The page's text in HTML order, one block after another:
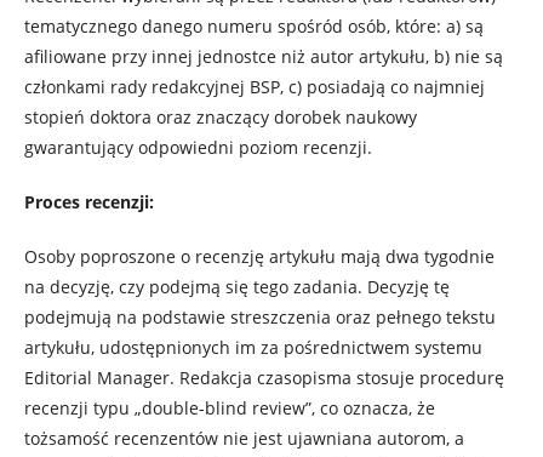
tematycznego danego numeru spośród osób, które: a) są
afiliowane przy innej jednostce niż autor artykułu, b) nie są
członkami rady redakcyjnej BSP, c) posiadają co najmniej
stopień doktora oraz znaczący dorobek naukowy
gwarantujący odpowiedni poziom recenzji.
Proces recenzji:
Osoby poproszone o recenzję artykułu mają dwa tygodnie
na decyzję, czy podejmą się tego zadania. Decyzję tę
podejmują na podstawie streszczenia oraz pełnego tekstu
artykułu, udostępnionych im za pośrednictwem systemu
Editorial Manager. Redakcja czasopisma stosuje procedurę
recenzji typu „double-blind review”, co oznacza, że ​​
tożsamość recenzentów nie jest ujawniana autorom, a